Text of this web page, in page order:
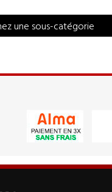
une sous-catégorie